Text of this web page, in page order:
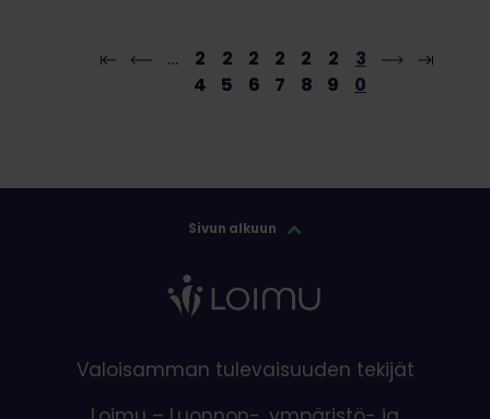
…
2
4
2
5
2
6
2
7
2
8
2
9
3
0
Sivun alkuun
Valoisamman tulevaisuuden tekijät